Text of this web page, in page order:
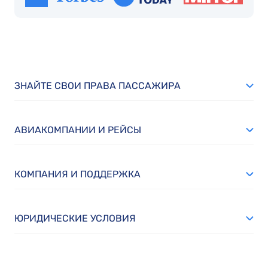
ЗНАЙТЕ СВОИ ПРАВА ПАССАЖИРА
АВИАКОМПАНИИ И РЕЙСЫ
КОМПАНИЯ И ПОДДЕРЖКА
ЮРИДИЧЕСКИЕ УСЛОВИЯ